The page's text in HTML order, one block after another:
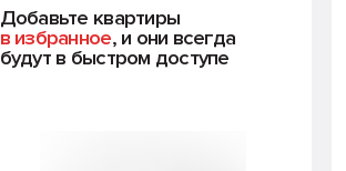
Добавьте квартиры
в избранное, и они всегда
будут в быстром доступе